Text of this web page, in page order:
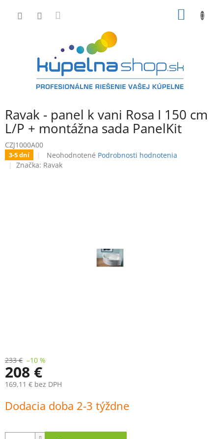
Ravak - panel k vani Rosa I 150 cm
L/P + montážna sada PanelKit
CZJ1000A00
3-5 dní
Priemerné
hodnotenie
Neohodnotené Podrobnosti hodnotenia
Značka: Ravak
233 € –10 %
208 €
169,11 € bez DPH
cena:
Dodacia doba 2-3 týždne